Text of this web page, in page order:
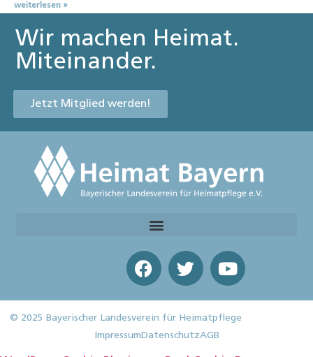
weiterlesen »
Wir machen Heimat.
Miteinander.
Jetzt Mitglied werden!
© 2025 Bayerischer Landesverein für Heimatpflege
ImpressumDatenschutzAGB